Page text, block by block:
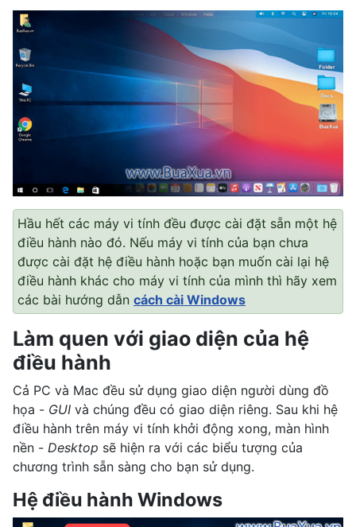
Hầu hết các máy vi tính đều được cài đặt sẵn một hệ
điều hành nào đó. Nếu máy vi tính của bạn chưa
được cài đặt hệ điều hành hoặc bạn muốn cài lại hệ
điều hành khác cho máy vi tính của mình thì hãy xem
các bài hướng dẫn cách cài Windows
Làm quen với giao diện của hệ
điều hành
Cả PC và Mac đều sử dụng giao diện người dùng đồ
họa - GUI và chúng đều có giao diện riêng. Sau khi hệ
điều hành trên máy vi tính khởi động xong, màn hình
nền - Desktop sẽ hiện ra với các biểu tượng của
chương trình sẵn sàng cho bạn sử dụng.
Hệ điều hành Windows